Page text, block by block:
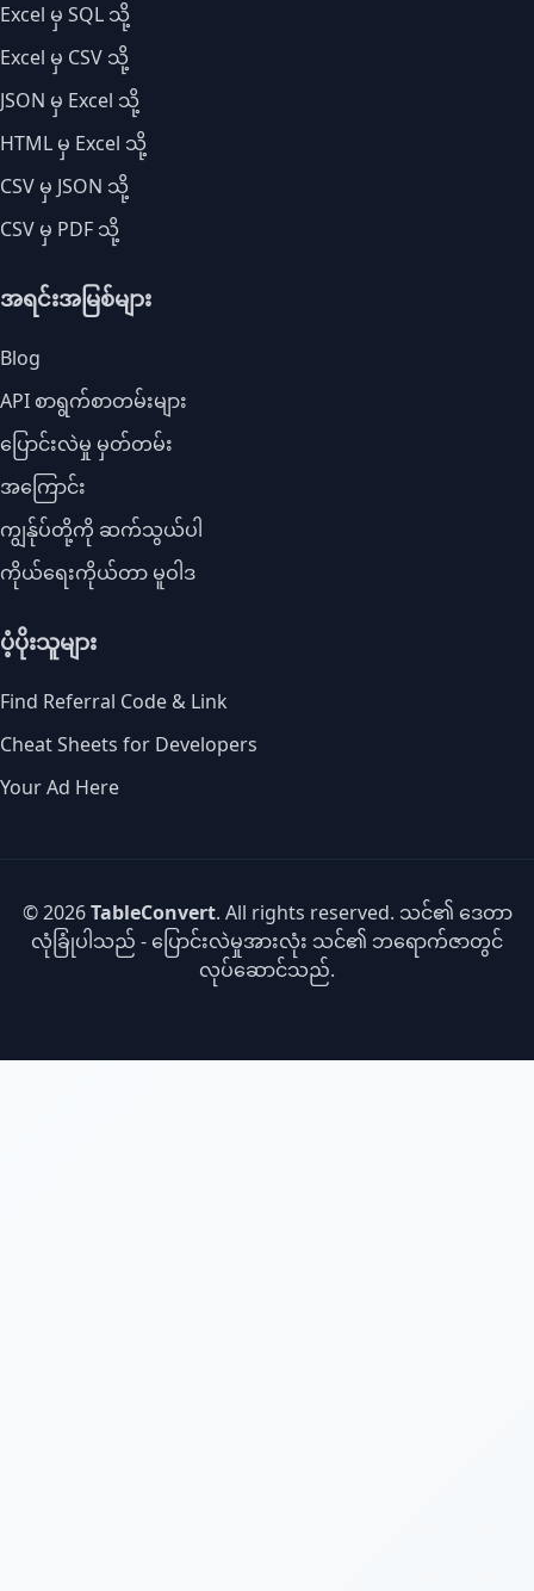
Excel မှ SQL သို့
Excel မှ CSV သို့
JSON မှ Excel သို့
HTML မှ Excel သို့
CSV မှ JSON သို့
CSV မှ PDF သို့
အရင်းအမြစ်များ
Blog
API စာရွက်စာတမ်းများ
ပြောင်းလဲမှု မှတ်တမ်း
အကြောင်း
ကျွန်ုပ်တို့ကို ဆက်သွယ်ပါ
ကိုယ်ရေးကိုယ်တာ မူဝါဒ
ပံ့ပိုးသူများ
Find Referral Code & Link
Cheat Sheets for Developers
Your Ad Here
© 2026TableConvert. All rights reserved. သင်၏ ဒေတာ
လုံခြုံပါသည် - ပြောင်းလဲမှုအားလုံး သင်၏ ဘရောက်ဇာတွင်
လုပ်ဆောင်သည်.